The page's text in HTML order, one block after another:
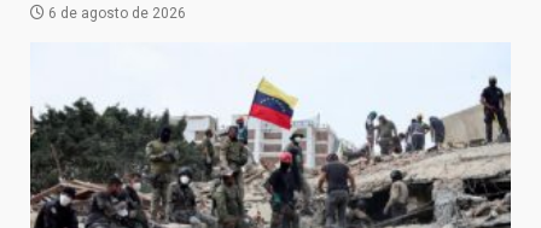
6 de agosto de 2026